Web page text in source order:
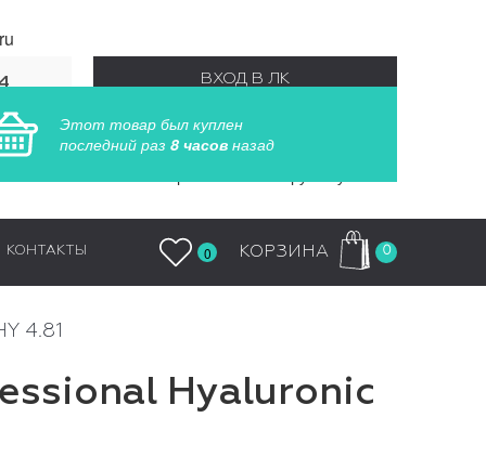
ВХОД В ЛК
РЕГИСТРАЦИЯ
КОНТАКТЫ 0 КОРЗИНА 0
4.81
Hyaluronic
Этот товар был куплен
последний раз 8 часов назад